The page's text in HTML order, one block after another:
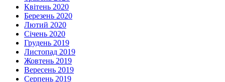
Квітень 2020
Березень 2020
Лютий 2020
Січень 2020
Грудень 2019
Листопад 2019
Жовтень 2019
Вересень 2019
Серпень 2019